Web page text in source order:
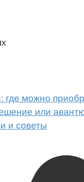
можно
или
и советы